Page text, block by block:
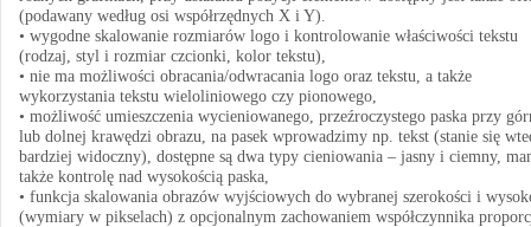
(podawany według osi współrzędnych X i Y).
• wygodne skalowanie rozmiarów logo i kontrolowanie właściwości tekstu
(rodzaj, styl i rozmiar czcionki, kolor tekstu),
• nie ma możliwości obracania/odwracania logo oraz tekstu, a także
wykorzystania tekstu wieloliniowego czy pionowego,
• możliwość umieszczenia wycieniowanego, przeźroczystego paska przy
lub dolnej krawędzi obrazu, na pasek wprowadzimy np. tekst (stanie się
bardziej widoczny), dostępne są dwa typy cieniowania – jasny i ciemny,
także kontrolę nad wysokością paska,
• funkcja skalowania obrazów wyjściowych do wybranej szerokości i
(wymiary w pikselach) z opcjonalnym zachowaniem współczynnika